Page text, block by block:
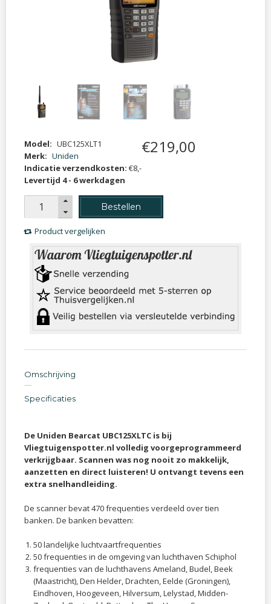
Model: UBC125XLT1
Merk: Uniden
Indicatie verzendkosten: €8,-
Levertijd 4 - 6 werkdagen
€219,00
Bestellen
Product vergelijken
Omschrijving
Specificaties
De Uniden Bearcat UBC125XLTC is bij
Vliegtuigenspotter.nl volledig voorgeprogrammeerd
verkrijgbaar. Scannen was nog nooit zo makkelijk,
aanzetten en direct luisteren! U ontvangt tevens een
extra snelhandleiding.
De scanner bevat 470 frequenties verdeeld over tien
banken. De banken bevatten:
50 landelijke luchtvaartfrequenties
50 frequenties in de omgeving van luchthaven Schiphol
frequenties van de luchthavens Ameland, Budel, Beek
(Maastricht), Den Helder, Drachten, Eelde (Groningen),
Eindhoven, Hoogeveen, Hilversum, Lelystad, Midden-